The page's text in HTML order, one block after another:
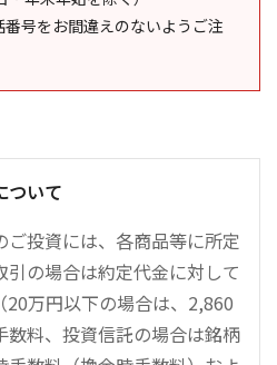
号をお間違えのないようご注
ついて
ご投資には、各商品等に所定
引の場合は約定代金に対して
万円以下の場合は、2,860
数料、投資信託の場合は銘柄